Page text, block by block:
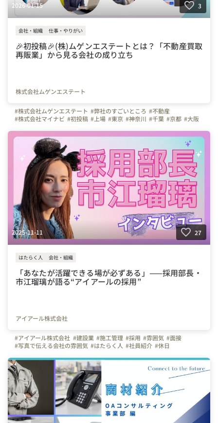
2026-01-15 3
会社・組織 仕事・やりがい
🎉初投稿🎉(株)ムゲンエステートとは？「不動産買取
再販業」から見る会社の成り立ち
株式会社ムゲンエステート
#株式会社ムゲンエステート #弊社のすごいところ #不動産
#株式会社マイナビ #初投稿 #上場 #東京 #神奈川 #千葉 #京都 #大阪
2025-11-11 27
はたらく人 会社・組織
「あなたが活躍できる場が必ずある」——採用部長・
市江瑠璃が語る“アイアールの採用”
アイアール株式会社
#アイアール株式会社 #建設業 #施工管理 #採用 #雰囲気 #面接
#写真で伝える会社の雰囲気 #はたらく人 #社員紹介 #休日
#アシスタント #ホワイト #バイク #ペット #建築 #ものづくり
#女性管理職
#楽しい #楽しさ #東京 #名古屋 #大阪 #福岡
#広島 #プライベート #ワークライフバランス #仕事 #サークル
#未経験
#転職してよかったこと #オフィスを紹介します